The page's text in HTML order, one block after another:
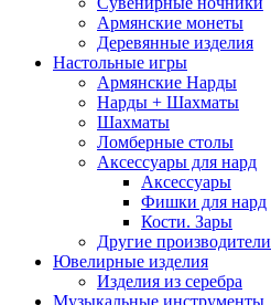
Армянские монеты
Деревянные изделия
Настольные игры
Армянские Нарды
Нарды + Шахматы
Шахматы
Ломберные столы
Аксессуары для нард
Аксессуары
Фишки для нард
Кости. Зары
Другие производители
Ювелирные изделия
Изделия из серебра
Музыкальные инструменты